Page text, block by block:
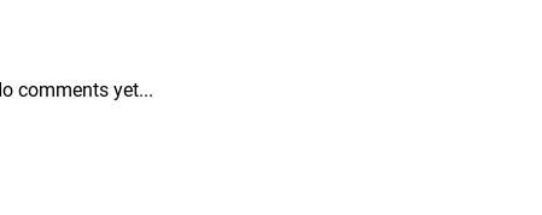
comments yet...